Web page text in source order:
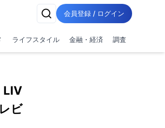
会員登録 / ログイン
ライフスタイル 金融・経済 調査
LIV
ビ